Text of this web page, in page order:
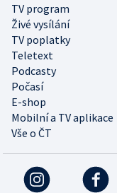
TV program
Živé vysílání
TV poplatky
Teletext
Podcasty
Počasí
E-shop
Mobilní a TV aplikace
Vše o ČT